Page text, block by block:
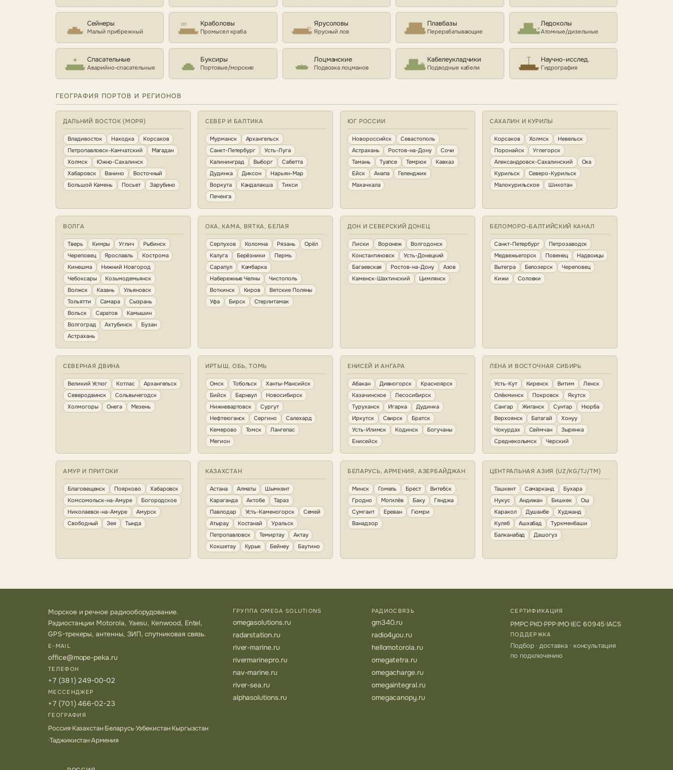
Сейнеры
Малый прибрежный
Краболовы
Промысел краба
Ярусоловы
Ярусный лов
Плавбазы
Перерабатывающие
Ледоколы
Атомные/дизельные
Спасательные
Аварийно-спасательные
Буксиры
Портовые/морские
Лоцманские
Подвозка лоцманов
Кабелеукладчики
Подводные кабели
Научно-исслед.
Гидрография
ГЕОГРАФИЯ ПОРТОВ И РЕГИОНОВ
ДАЛЬНИЙ ВОСТОК (МОРЯ)
Владивосток Находка
Корсаков
Петропавловск-Камчатский
Магадан
Холмск
Южно-Сахалинск
Хабаровск
Ванино
Восточный
Большой Камень
Посьет Зарубино
СЕВЕР И БАЛТИКА
Мурманск
Архангельск
Санкт-Петербург
Усть-Луга
Калининград
Выборг
Сабетта
Дудинка
Диксон
Нарьян-Мар
Воркута
Кандалакша
Тикси
Печенга
ЮГ РОССИИ
Новороссийск
Севастополь
Астрахань
Ростов-на-Дону
Сочи
Тамань
Туапсе Темрюк
Кавказ
Ейск
Анапа
Геленджик
Махачкала
САХАЛИН И КУРИЛЫ
Корсаков Холмск
Невельск
Поронайск
Углегорск
Александровск-Сахалинский
Оха
Курильск
Северо-Курильск
Малокурильское
Шикотан
ВОЛГА
Тверь Кимры Углич
Рыбинск
Череповец
Ярославль
Кострома
Кинешма
Нижний Новгород
Чебоксары
Козьмодемьянск
Волжск
Казань
Ульяновск
Тольятти
Самара
Сызрань
Вольск
Саратов
Камышин
Волгоград
Ахтубинск
Бузан
Астрахань
ОКА, КАМА, ВЯТКА, БЕЛАЯ
Серпухов Коломна Рязань
Орёл
Калуга
Берёзники
Пермь
Сарапул
Камбарка
Набережные Челны
Чистополь
Воткинск
Киров
Вятские Поляны
Уфа
Бирск Стерлитамак
ДОН И СЕВЕРСКИЙ ДОНЕЦ
Лиски Воронеж
Волгодонск
Константиновск
Усть-Донецкий
Багаевская
Ростов-на-Дону
Азов
Каменск-Шахтинский
Цимлянск
БЕЛОМОРО-БАЛТИЙСКИЙ КАНАЛ
Санкт-Петербург
Петрозаводск
Медвежьегорск
Повенец
Надвоицы
Вытегра
Белозерск
Череповец
Кижи
Соловки
СЕВЕРНАЯ ДВИНА
Великий Устюг Котлас
Архангельск
Северодвинск
Сольвычегодск
Холмогоры
Онега Мезень
ИРТЫШ, ОБЬ, ТОМЬ
Омск Тобольск
Ханты-Мансийск
Бийск
Барнаул
Новосибирск
Нижневартовск
Сургут
Нефтеюганск
Сергино
Салехард
Кемерово
Томск
Лангепас
Мегион
ЕНИСЕЙ И АНГАРА
Абакан Дивногорск
Красноярск
Казачинское
Лесосибирск
Туруханск
Игарка
Дудинка
Иркутск
Свирск
Братск
Усть-Илимск
Кодинск
Богучаны
Енисейск
ЛЕНА И ВОСТОЧНАЯ СИБИРЬ
Усть-Кут Киренск Витим
Ленск
Олёкминск
Покровск
Якутск
Сангар
Жиганск Сунтар
Нюрба
Верхоянск
Батагай
Хонуу
Чокурдах
Сеймчан
Зырянка
Среднеколымск
Черский
АМУР И ПРИТОКИ
Благовещенск Поярково
Хабаровск
Комсомольск-на-Амуре
Богородское
Николаевск-на-Амуре
Амурск
Свободный
Зея Тында
КАЗАХСТАН
Астана Алматы
Шымкент
Караганда
Актобе
Тараз
Павлодар
Усть-Каменогорск
Семей
Атырау
Костанай
Уральск
Петропавловск
Темиртау
Актау
Кокшетау
Курык Бейнеу Баутино
БЕЛАРУСЬ, АРМЕНИЯ, АЗЕРБАЙДЖАН
Минск Гомель Брест
Витебск
Гродно
Могилёв Баку
Гянджа
Сумгаит
Ереван
Гюмри
Ванадзор
ЦЕНТРАЛЬНАЯ АЗИЯ (UZ/KG/TJ/TM)
Ташкент Самарканд
Бухара
Нукус
Андижан Бишкек
Ош
Каракол
Душанбе
Худжанд
Куляб
Ашхабад
Туркменбаши
Балканабад
Дашогуз
Морское и речное радиооборудование.
Радиостанции Motorola, Yaesu, Kenwood, Entel,
GPS-трекеры, антенны, ЗИП, спутниковая связь.
E-MAIL
office@mope-peka.ru
ТЕЛЕФОН
+7 (381) 249-00-02
МЕССЕНДЖЕР
+7 (701) 466-02-23
ГЕОГРАФИЯ
Россия·Казахстан·Беларусь·Узбекистан·Кыргызстан
·Таджикистан·Армения
ГРУППА OMEGA SOLUTIONS
omegasolutions.ru
radarstation.ru
river-marine.ru
rivermarinepro.ru
nav-marine.ru
river-sea.ru
alphasolutions.ru
РАДИОСВЯЗЬ
gm340.ru
radio4you.ru
hellomotorola.ru
omegatetra.ru
omegacharge.ru
omegaintegral.ru
omegacanopy.ru
СЕРТИФИКАЦИЯ
РМРС·РКО·РРР·IMO·IEC 60945·IACS
ПОДДЕРЖКА
Подбор · доставка · консультация
по подключению